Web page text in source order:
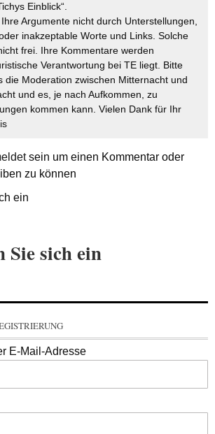
Einblick“.
Argumente nicht durch Unterstellungen,
inakzeptable Worte und Links. Solche
frei. Ihre Kommentare werden
Verantwortung bei TE liegt. Bitte
die Moderation zwischen Mitternacht und
und es, je nach Aufkommen, zu
kommen kann. Vielen Dank für Ihr
sein um einen Kommentar oder
zu können
ein
Sie sich ein
E-Mail-Adresse